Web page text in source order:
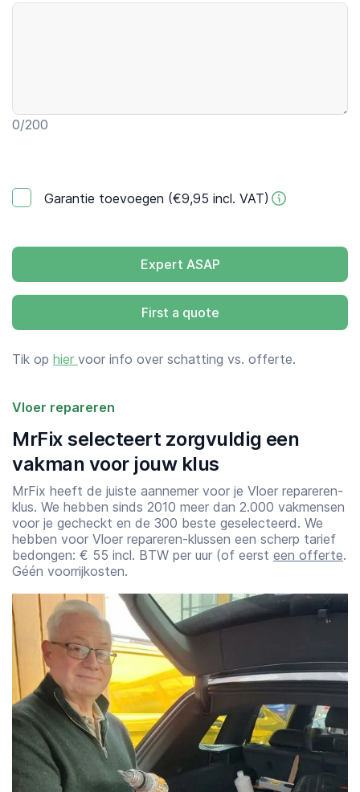
0/200
Garantie toevoegen (€9,95 incl. VAT)
Expert ASAP
First a quote
Tik op hier voor info over schatting vs. offerte.
Vloer repareren
MrFix selecteert zorgvuldig een
vakman voor jouw klus
MrFix heeft de juiste aannemer voor je Vloer repareren-
klus. We hebben sinds 2010 meer dan 2.000 vakmensen
voor je gecheckt en de 300 beste geselecteerd. We
hebben voor Vloer repareren-klussen een scherp tarief
bedongen: € 55 incl. BTW per uur (of eerst een offerte.
Géén voorrijkosten.